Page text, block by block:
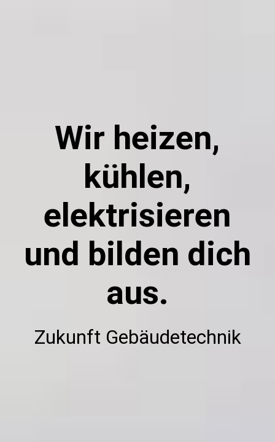
Wir heizen,
kühlen,
elektrisieren
und bilden dich
aus.
Zukunft Gebäudetechnik